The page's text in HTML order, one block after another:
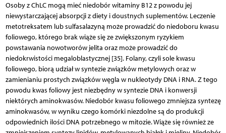
Osoby z ChLC mogą mieć niedobór witaminy B12 z powodu jej
niewystarczającej absorpcji z diety i doustnych suplementów. Leczenie
metotreksatem lub sulfasalazyną może prowadzić do niedoboru kwasu
foliowego, którego brak wiąże się ze zwiększonym ryzykiem
powstawania nowotworów jelita oraz może prowadzić do
niedokrwistości megaloblas­tycznej [35]. Folany, czyli sole kwasu
foliowego, biorą udział w syntezie związków metylowych oraz w
zamienianiu prostych związków węgla w nukleotydy DNA i RNA. Z tego
powodu kwas foliowy jest niezbędny w syntezie DNA i konwersji
niektórych aminokwasów. Niedobór kwasu foliowego zmniejsza syntezę
aminokwasów, w wyniku czego komórki niezdolne są do produkcji
odpowiednich ilości DNA potrzebnego w mitozie. Wiąże się również ze